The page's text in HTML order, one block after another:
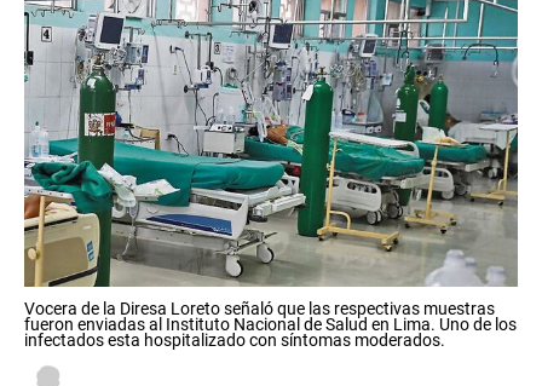
Vocera de la Diresa Loreto señaló que las respectivas muestras
fueron enviadas al Instituto Nacional de Salud en Lima. Uno de los
infectados esta hospitalizado con síntomas moderados.